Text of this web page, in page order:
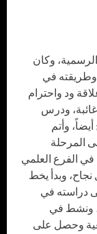
وكان
في
ود واحترام
ودرس
وأتم
المرحلة
نجاح، وبدأ يخط
دراسته في
ونشط في
وحصل على